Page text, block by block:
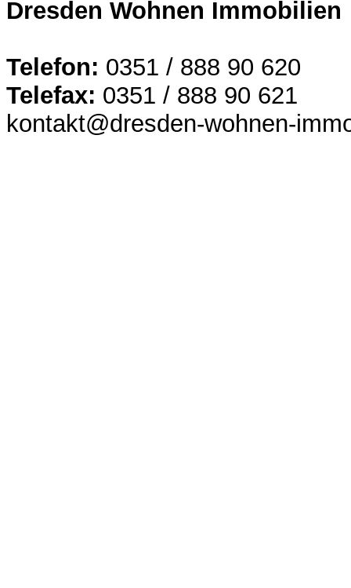
Dresden Wohnen Immobilien
Telefon: 0351 / 888 90 620
Telefax: 0351 / 888 90 621
kontakt@dresden-wohnen-